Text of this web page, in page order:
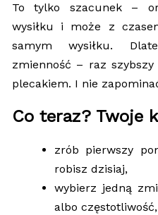
To tylko szacunek –
wysiłku i może z
samym wysiłku.
zmienność – raz
plecakiem. I nie
Co teraz? Twoje
zrób pierwszy
robisz dzisiaj,
wybierz jedną
albo częstotliwość,